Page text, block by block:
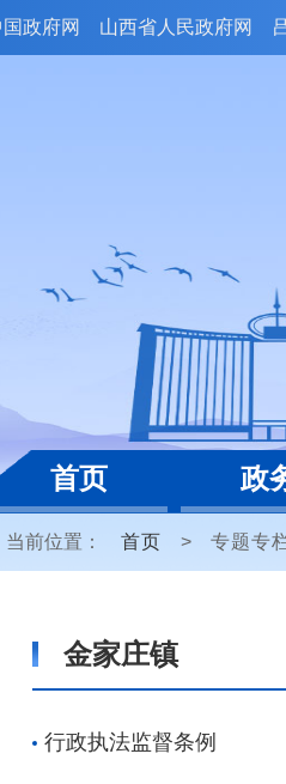
国政府网 山西省人民政府网
首页 政
当前位置： 首页 > 专题专
金家庄镇
行政执法监督条例